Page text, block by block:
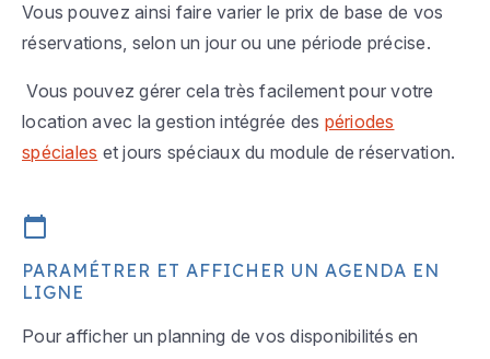
Vous pouvez ainsi faire varier le prix de base de vos
réservations, selon un jour ou une période précise.
Vous pouvez gérer cela très facilement pour votre
location avec la gestion intégrée des périodes
spéciales et jours spéciaux du module de réservation.
PARAMÉTRER ET AFFICHER UN AGENDA EN
LIGNE
Pour afficher un planning de vos disponibilités en